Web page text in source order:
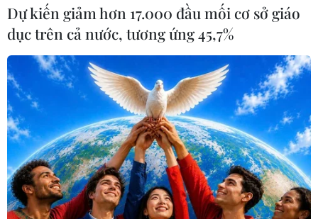
TIN LIÊN QUAN
Dự kiến giảm hơn 17.000 đầu mối cơ sở giáo
dục trên cả nước, tương ứng 45,7%